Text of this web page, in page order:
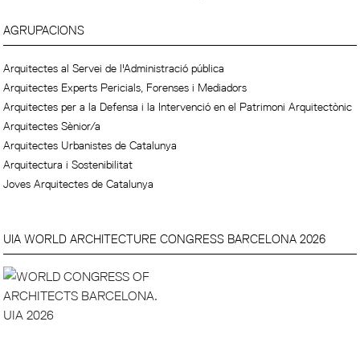
AGRUPACIONS
Arquitectes al Servei de l'Administració pública
Arquitectes Experts Pericials, Forenses i Mediadors
Arquitectes per a la Defensa i la Intervenció en el Patrimoni Arquitectònic
Arquitectes Sènior/a
Arquitectes Urbanistes de Catalunya
Arquitectura i Sostenibilitat
Joves Arquitectes de Catalunya
UIA WORLD ARCHITECTURE CONGRESS BARCELONA 2026